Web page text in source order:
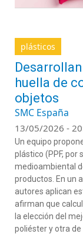
plásticos
huella de
objetos
SMC España
13/05/2026 -
Un equipo
plástico (PPF, por
medioambiental
productos. En un
autores aplican
afirman que
la elección del
poliéster y otra